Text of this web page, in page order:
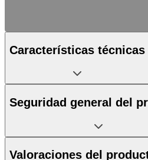
Características técnicas
Seguridad general del
Valoraciones del